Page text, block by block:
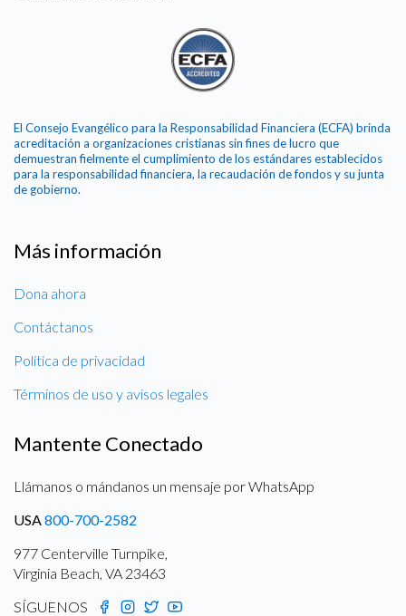
El Consejo Evangélico para la Responsabilidad Financiera (ECFA) brinda
acreditación a organizaciones cristianas sin fines de lucro que
demuestran fielmente el cumplimiento de los estándares establecidos
para la responsabilidad financiera, la recaudación de fondos y su junta
de gobierno.
Más información
Dona ahora
Contáctanos
Política de privacidad
Términos de uso y avisos legales
Mantente Conectado
Llámanos o mándanos un mensaje por WhatsApp
USA 800-700-2582
977 Centerville Turnpike,
Virginia Beach, VA 23463
SÍGUENOS